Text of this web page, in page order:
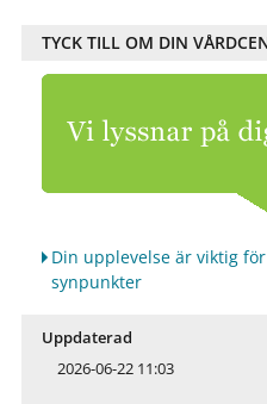
TYCK TILL OM DIN
Din upplevelse är viktig
synpunkter
Uppdaterad
2026-06-22 11:03